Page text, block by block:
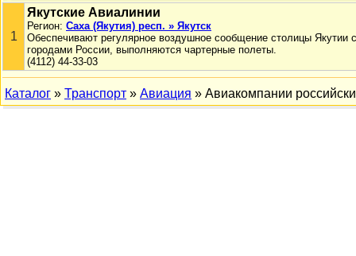
1
Якутские Авиалинии
Регион: Саха (Якутия) респ. » Якутск
Обеспечивают регулярное воздушное сообщение столицы Якутии с
городами России, выполняются чартерные полеты.
(4112) 44-33-03
Каталог » Транспорт » Авиация » Авиакомпании